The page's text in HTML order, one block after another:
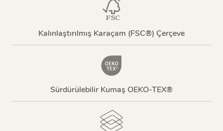
Kalınlaştırılmış Karaçam (FSC®) Çerçeve
Sürdürülebilir Kumaş OEKO-TEX®